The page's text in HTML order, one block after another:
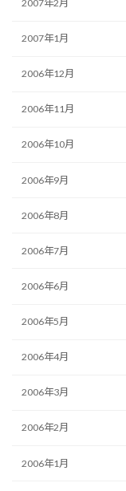
2007年2月
2007年1月
2006年12月
2006年11月
2006年10月
2006年9月
2006年8月
2006年7月
2006年6月
2006年5月
2006年4月
2006年3月
2006年2月
2006年1月